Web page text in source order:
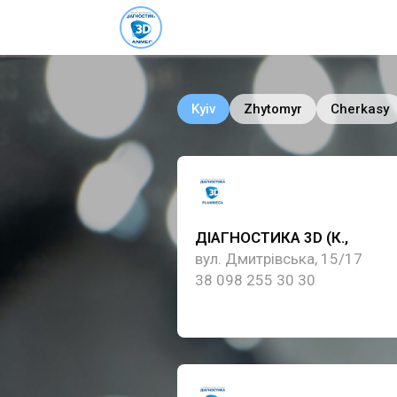
Kyiv Zhytomyr Cherkasy
ДІАГНОСТИКА 3D (К.,
Дмитрівська)
вул. Дмитрівська, 15/17
38 098 255 30 30